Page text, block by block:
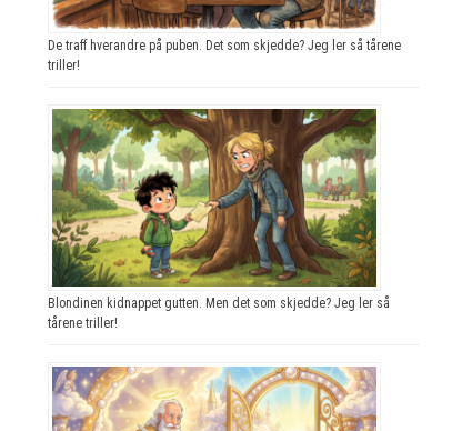
De traff hverandre på puben. Det som skjedde? Jeg ler så tårene
triller!
Blondinen kidnappet gutten. Men det som skjedde? Jeg ler så
tårene triller!